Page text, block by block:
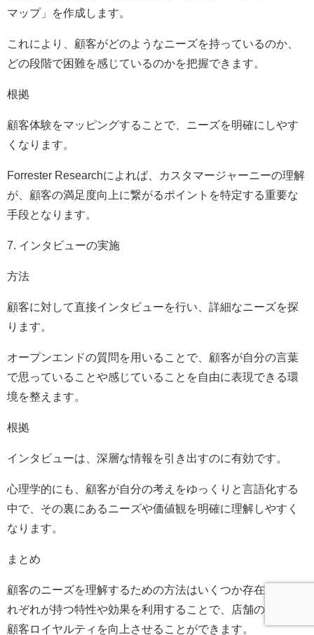
マップ」を作成します。
これにより、顧客がどのようなニーズを持っているのか、
どの段階で困難を感じているのかを把握できます。
根拠
顧客体験をマッピングすることで、ニーズを明確にしやす
くなります。
Forrester Researchによれば、カスタマージャーニーの理解
が、顧客の満足度向上に繋がるポイントを特定する重要な
手段となります。
7. インタビューの実施
方法
顧客に対して直接インタビューを行い、詳細なニーズを探
ります。
オープンエンドの質問を用いることで、顧客が自分の言葉
で思っていることや感じていることを自由に表現できる環
境を整えます。
根拠
インタビューは、深層な情報を引き出すのに有効です。
心理学的にも、顧客が自分の考えをゆっくりと言語化する
中で、その裏にあるニーズや価値観を明確に理解しやすく
なります。
まとめ
顧客のニーズを理解するための方法はいくつか存在し、そ
れぞれが持つ特性や効果を利用することで、店舗の集客や
顧客ロイヤルティを向上させることができます。